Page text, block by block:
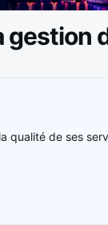
gestion
qualité de ses